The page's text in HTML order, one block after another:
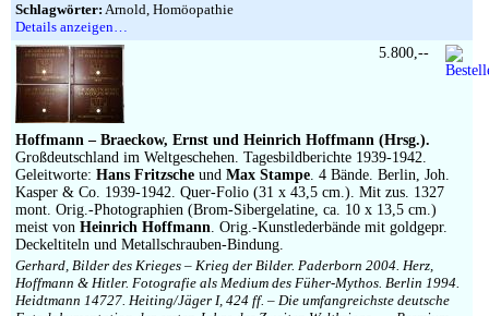
Schlagwörter: Arnold, Homöopathie
Details anzeigen…
Hoffmann – Braeckow, Ernst und Heinrich Hoffmann (Hrsg.).
Großdeutschland im Weltgeschehen. Tagesbildberichte 1939-1942.
Geleitworte: Hans Fritzsche und Max Stampe. 4 Bände. Berlin, Joh.
Kasper & Co. 1939-1942. Quer-Folio (31 x 43,5 cm.). Mit zus. 1327
mont. Orig.-Photographien (Brom-Sibergelatine, ca. 10 x 13,5 cm.)
meist von Heinrich Hoffmann. Orig.-Kunstlederbände mit goldgepr.
Deckeltiteln und Metallschrauben-Bindung.
Gerhard, Bilder des Krieges – Krieg der Bilder. Paderborn 2004. Herz,
Hoffmann & Hitler. Fotografie als Medium des Füher-Mythos. Berlin 1994.
Heidtmann 14727. Heiting/Jäger I, 424 ff. – Die umfangreichste deutsche
5.800,--